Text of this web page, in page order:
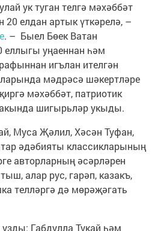
ук туган телгә мәхәббәт
елдан артык үткәрелә, –
. – Быел Бөек Ватан
уңаеннан һәм
игълан ителгән
мәдрәсә шәкертләре
мәхәббәт, патриотик
шигырьләр укыды.
Муса Җәлил, Хәсән Туфан,
әдәбияты классикларының
авторларның әсәрләрен
алар рус, гарәп, казакъ,
телләргә дә мөрәҗәгать
Габдулла Тукай һәм